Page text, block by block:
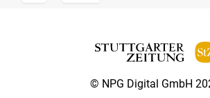
© NPG Digital GmbH